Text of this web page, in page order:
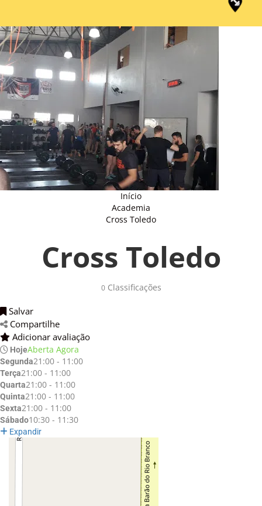
Início
Academia
Cross Toledo
Cross Toledo
0Classificações
Salvar
Compartilhe
Adicionar avaliação
HojeAberta Agora
Segunda21:00 - 11:00
Terça21:00 - 11:00
Quarta21:00 - 11:00
Quinta21:00 - 11:00
Sexta21:00 - 11:00
Sábado10:30 - 11:30
Expandir